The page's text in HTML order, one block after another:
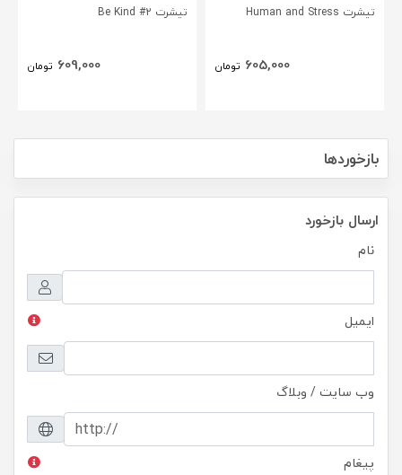
تیشرت Human and Stress
605,000 تومان
تیشرت Be Kind #2
609,000 تومان
بازخوردها
ارسال بازخورد
نام
ایمیل
وب سایت / وبلاگ
پیغام